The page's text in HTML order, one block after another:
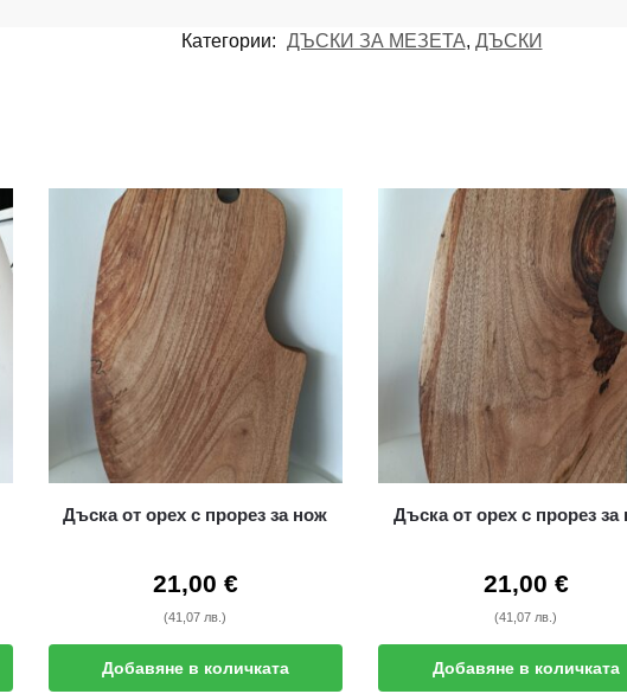
Категории: ДЪСКИ ЗА МЕЗЕТА, ДЪСКИ
Дъска от орех с прорез за нож
21,00 €
(41,07 лв.)
Добавяне в количката
Дъска от орех с прорез за
21,00 €
(41,07 лв.)
Добавяне в количката